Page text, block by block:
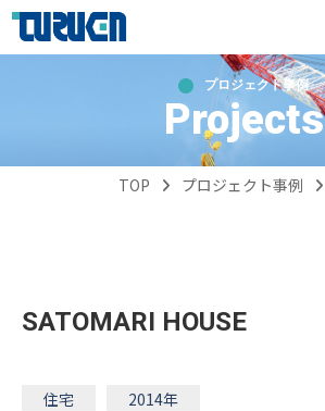
プロジェクト事例
Projects
TOP プロジェクト事例
SATOMARI HOUSE
住宅 2014年